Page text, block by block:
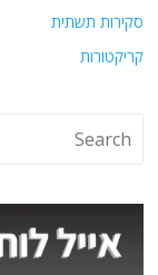
סקירות תשתית
קריקטורות